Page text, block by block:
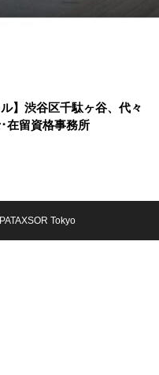
】渋谷区千駄ヶ谷、代々
在留資格事務所
Tokyo